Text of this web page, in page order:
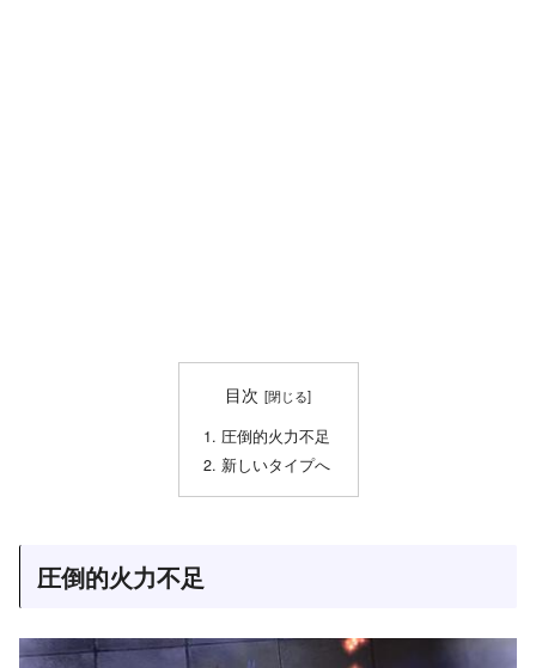
目次
圧倒的火力不足
新しいタイプへ
圧倒的火力不足